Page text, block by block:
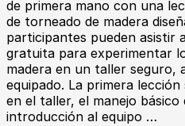
de primera mano con una
de torneado de madera
participantes pueden asistir
gratuita para experimentar
madera en un taller seguro,
equipado. La primera
en el taller, el manejo
introducción al equipo …